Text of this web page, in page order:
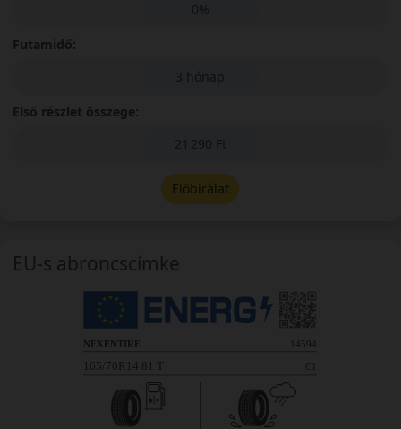
0%
Futamidő:
3 hónap
Első részlet összege:
21 290 Ft
Előbírálat
EU-s abroncscímke